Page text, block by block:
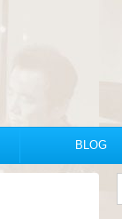
BLOG